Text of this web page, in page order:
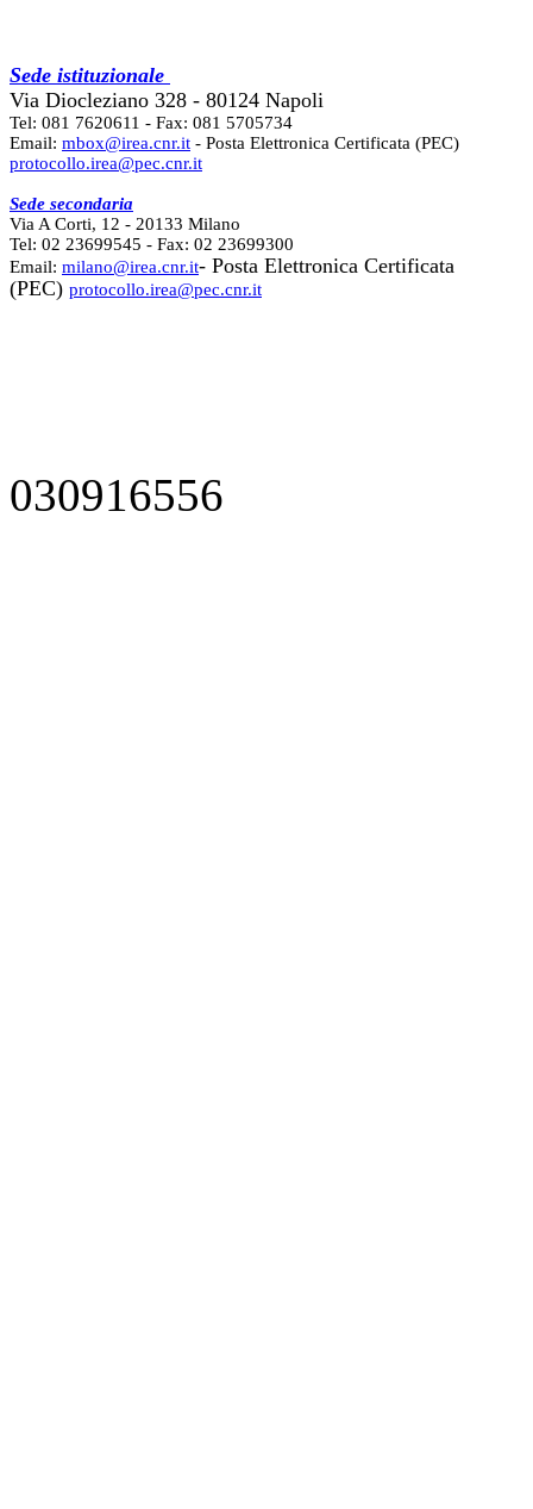
Sede istituzionale
Via Diocleziano 328 - 80124 Napoli
Tel: 081 7620611 - Fax: 081 5705734
Email: mbox@irea.cnr.it - Posta Elettronica Certificata (PEC)
protocollo.irea@pec.cnr.it
Sede secondaria
Via A Corti, 12 - 20133 Milano
Tel: 02 23699545 - Fax: 02 23699300
Email: milano@irea.cnr.it- Posta Elettronica Certificata
(PEC) protocollo.irea@pec.cnr.it
030916556